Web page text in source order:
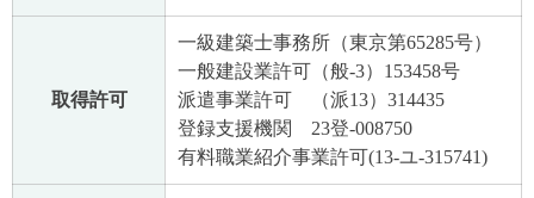
取得許可
一級建築士事務所（東京第65285号）
一般建設業許可（般-3）153458号
派遣事業許可 （派13）314435
登録支援機関 23登-008750
有料職業紹介事業許可(13-ユ-315741)